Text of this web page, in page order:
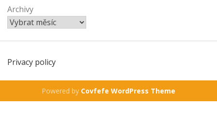
Archivy
Privacy policy
Powered by Covfefe WordPress Theme